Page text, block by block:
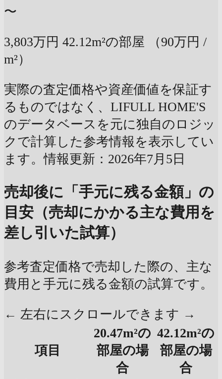
〜
3,803万円 42.12m²の部屋
（90万円 /
m²）
実際の査定価格や資産価値を保証す
るものではなく、LIFULL HOME'S
のデータベースを元に独自のロジッ
クで計算した参考情報を表示してい
ます。情報更新：2026年7月5日
売却後に「手元に残る金額」の
目安（売却にかかる主な費用を
差し引いた試算）
参考査定価格で売却した際の、主な
費用と手元に残る金額の試算です。
← 左右にスクロールできます →
項目
20.47m²の
部屋の場
合
42.12m²の
部屋の場
合